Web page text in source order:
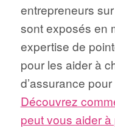
entrepreneurs
sont exposés en
expertise de
pour les aider à
d’assurance
Découvrez
peut vous aider